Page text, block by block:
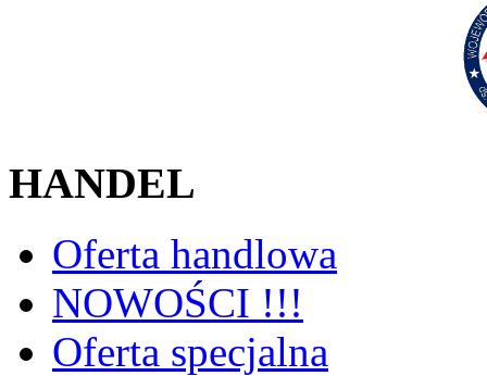
HANDEL
Oferta handlowa
NOWOŚCI !!!
Oferta specjalna